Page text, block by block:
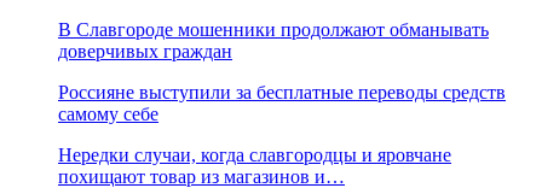
В Славгороде мошенники продолжают обманывать
доверчивых граждан
Россияне выступили за бесплатные переводы средств
самому себе
Нередки случаи, когда славгородцы и яровчане
похищают товар из магазинов и…